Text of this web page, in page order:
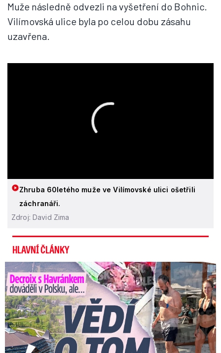
Muže následně odvezli na vyšetření do Bohnic.
Vilímovská ulice byla po celou dobu zásahu
uzavřena.
Zhruba 60letého muže ve Vilímovské ulici ošetřili
záchranáři.
Zdroj: David Zima
HLAVNÍ ČLÁNKY
Decroix s Havránkem dováděli v Polsku, ale… Vědí o tom doma?